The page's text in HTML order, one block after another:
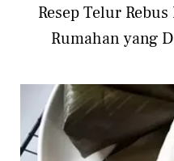
Resep Telur
Rumahan yang